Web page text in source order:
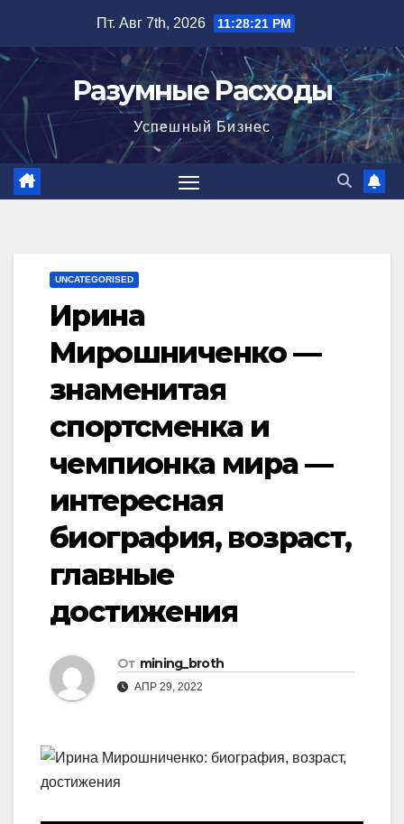
содержимому
Пт. Авг 7th, 2026 11:28:23 PM
Разумные Расходы
Успешный Бизнес
UNCATEGORISED
Ирина
Мирошниченко —
знаменитая
спортсменка и
чемпионка мира —
интересная
биография, возраст,
главные
достижения
От mining_broth
АПР 29, 2022